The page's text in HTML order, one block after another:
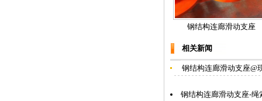
钢结构连廊滑动支座
相关新闻
钢结构连廊滑动支座@
钢结构连廊滑动支座-